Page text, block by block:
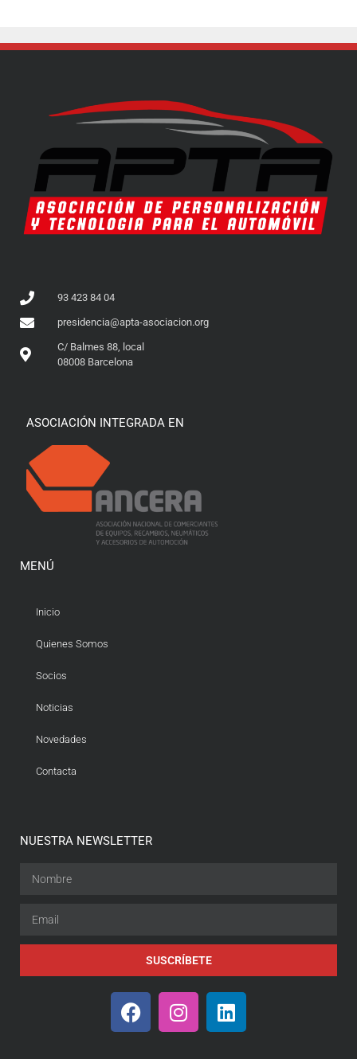
93 423 84 04
presidencia@apta-asociacion.org
C/ Balmes 88, local
08008 Barcelona
ASOCIACIÓN INTEGRADA EN
MENÚ
Inicio
Quienes Somos
Socios
Noticias
Novedades
Contacta
NUESTRA NEWSLETTER
SUSCRÍBETE